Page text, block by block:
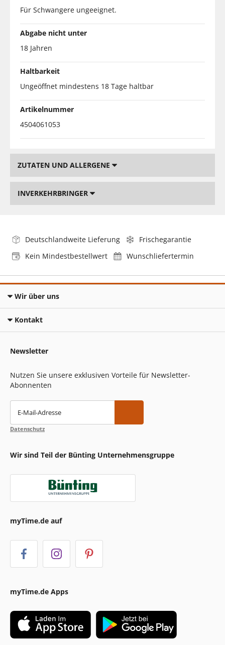
Für Schwangere ungeeignet.
Abgabe nicht unter
18 Jahren
Haltbarkeit
Ungeöffnet mindestens 18 Tage haltbar
Artikelnummer
4504061053
ZUTATEN UND ALLERGENE
INVERKEHRBRINGER
Deutschlandweite Lieferung
Frischegarantie
Kein Mindestbestellwert
Wunschliefertermin
Wir über uns
Kontakt
Newsletter
Nutzen Sie unsere exklusiven Vorteile für Newsletter-
Abonnenten
E-Mail-Adresse
Datenschutz
Wir sind Teil der Bünting Unternehmensgruppe
myTime.de auf
myTime.de Apps